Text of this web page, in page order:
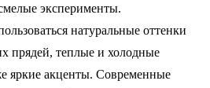
эксперименты.
натуральные оттенки
прядей, теплые и холодные
яркие акценты. Современные